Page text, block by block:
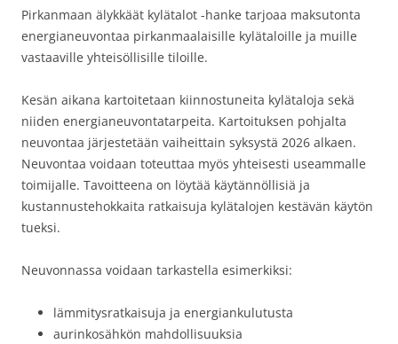
Pirkanmaan älykkäät kylätalot -hanke tarjoaa maksutonta
energianeuvontaa pirkanmaalaisille kylätaloille ja muille
vastaaville yhteisöllisille tiloille.
Kesän aikana kartoitetaan kiinnostuneita kylätaloja sekä
niiden energianeuvontatarpeita. Kartoituksen pohjalta
neuvontaa järjestetään vaiheittain syksystä 2026 alkaen.
Neuvontaa voidaan toteuttaa myös yhteisesti useammalle
toimijalle. Tavoitteena on löytää käytännöllisiä ja
kustannustehokkaita ratkaisuja kylätalojen kestävän käytön
tueksi.
Neuvonnassa voidaan tarkastella esimerkiksi:
lämmitysratkaisuja ja energiankulutusta
aurinkosähkön mahdollisuuksia